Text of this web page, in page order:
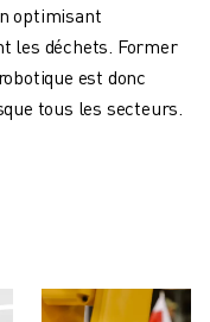
optimisant
les déchets. Former
est donc
tous les secteurs.